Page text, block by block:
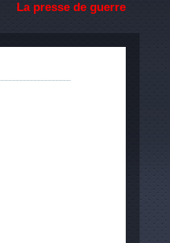
La presse de guerre